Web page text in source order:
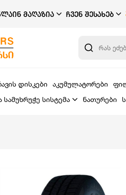
ᲛᲐᲦᲐᲖᲘᲐ ᲩᲕᲔᲜ ᲨᲔᲡᲐᲮᲔᲑ
დისკები აკუმულატორები
სისტემა
ნათურები